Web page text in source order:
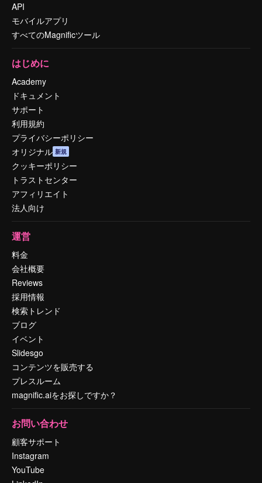
API
モバイルアプリ
すべてのMagnificツール
はじめに
Academy
ドキュメント
サポート
利用規約
プライバシーポリシー
オリジナル 新規
クッキーポリシー
トラストセンター
アフィリエイト
法人向け
運営
料金
会社概要
Reviews
採用情報
検索トレンド
ブログ
イベント
Slidesgo
コンテンツを販売する
プレスルーム
magnific.aiをお探しですか？
お問い合わせ
顧客サポート
Instagram
YouTube